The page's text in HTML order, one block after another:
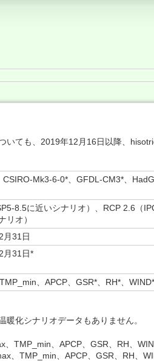
いても、2019年12月16日以降、
Mk3-6-0*、GFDL-CM3*、
8.5に近いシナリオ）、RCP 2.6（
リオ）
月31日
月31日*
、APCP、GSR*、RH*、WIND*
化シナリオデータもありません。
TMP_min、APCP、GSR、RH、
、TMP_min、APCP、GSR、RH、